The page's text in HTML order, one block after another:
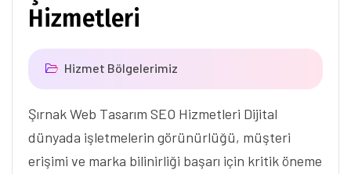
Hizmetleri
Hizmet Bölgelerimiz
Şırnak Web Tasarım SEO Hizmetleri Dijital
dünyada işletmelerin görünürlüğü, müşteri
erişimi ve marka bilinirliği başarı için kritik öneme